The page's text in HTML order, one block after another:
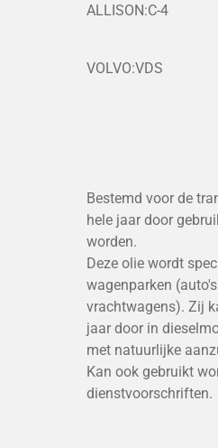
ALLISON:C-4
VOLVO:VDS
Bestemd voor de
hele jaar door
worden.
Deze olie wordt
wagenparken
vrachtwagens). Zij
jaar door in
met natuurlijke
Kan ook gebruikt
dienstvoorschriften.